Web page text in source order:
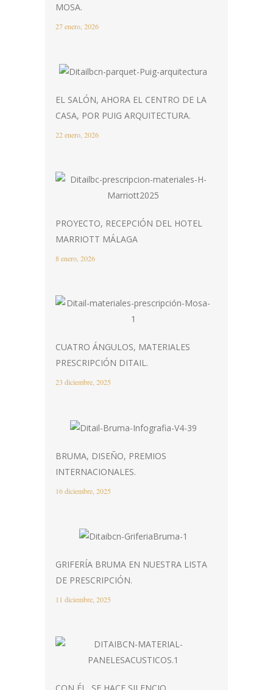
MOSA.
27 enero, 2026
EL SALÓN, AHORA EL CENTRO DE LA
CASA, POR PUIG ARQUITECTURA.
22 enero, 2026
PROYECTO, RECEPCIÓN DEL HOTEL
MARRIOTT MÁLAGA
8 enero, 2026
CUATRO ÁNGULOS, MATERIALES
PRESCRIPCIÓN DITAIL.
23 diciembre, 2025
BRUMA, DISEÑO, PREMIOS
INTERNACIONALES.
16 diciembre, 2025
GRIFERÍA BRUMA EN NUESTRA LISTA
DE PRESCRIPCIÓN.
11 diciembre, 2025